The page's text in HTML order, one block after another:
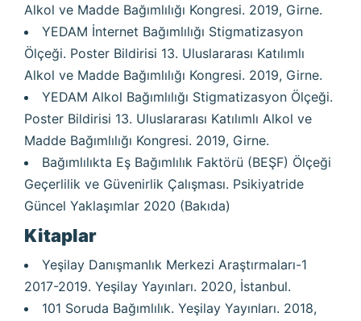
Alkol ve Madde Bağımlılığı Kongresi. 2019, Girne.
YEDAM İnternet Bağımlılığı Stigmatizasyon
Ölçeği. Poster Bildirisi 13. Uluslararası Katılımlı
Alkol ve Madde Bağımlılığı Kongresi. 2019, Girne.
YEDAM Alkol Bağımlılığı Stigmatizasyon Ölçeği.
Poster Bildirisi 13. Uluslararası Katılımlı Alkol ve
Madde Bağımlılığı Kongresi. 2019, Girne.
Bağımlılıkta Eş Bağımlılık Faktörü (BEŞF) Ölçeği
Geçerlilik ve Güvenirlik Çalışması. Psikiyatride
Güncel Yaklaşımlar 2020 (Bakıda)
Kitaplar
Yeşilay Danışmanlık Merkezi Araştırmaları-1
2017-2019. Yeşilay Yayınları. 2020, İstanbul.
101 Soruda Bağımlılık. Yeşilay Yayınları. 2018,